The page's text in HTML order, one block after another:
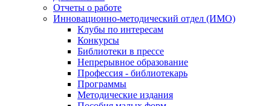
Отчеты о работе
Инновационно-методический отдел (ИМО)
Клубы по интересам
Конкурсы
Библиотеки в прессе
Непрерывное образование
Профессия - библиотекарь
Программы
Методические издания